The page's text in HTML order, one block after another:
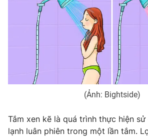
(Ảnh: Bightside)
Tắm xen kẽ là quá trình thực hiện
lạnh luân phiên trong một lần tắm.